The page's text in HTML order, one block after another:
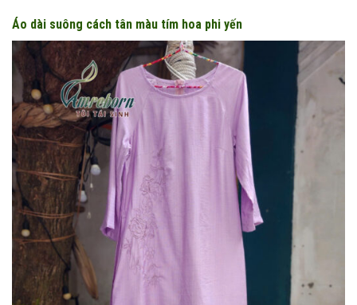
Áo dài suông cách tân màu tím hoa phi yến